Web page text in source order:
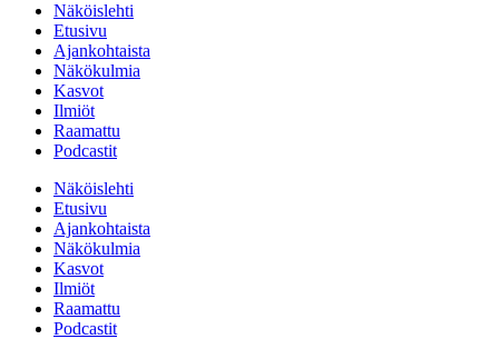
Näköislehti
Etusivu
Ajankohtaista
Näkökulmia
Kasvot
Ilmiöt
Raamattu
Podcastit
Näköislehti
Etusivu
Ajankohtaista
Näkökulmia
Kasvot
Ilmiöt
Raamattu
Podcastit